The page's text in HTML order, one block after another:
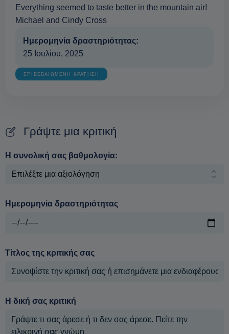
Everything seemed to taste better in the mountain air!
Michael and Cindy Cross
Ημερομηνία δραστηριότητας:
25 Ιουλίου, 2025
ΕΠΙΒΕΒΑΙΩΜΕΝΗ ΚΡΑΤΗΣΗ
Γράψτε μια κριτική
Η συνολική σας βαθμολογία:
Ημερομηνία δραστηριότητας
Τίτλος της κριτικής σας
Η δική σας κριτική